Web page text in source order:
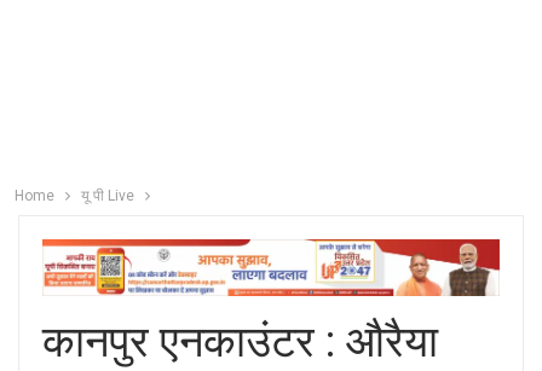
Home यू पी Live
कानपुर एनकाउंटर : औरैया